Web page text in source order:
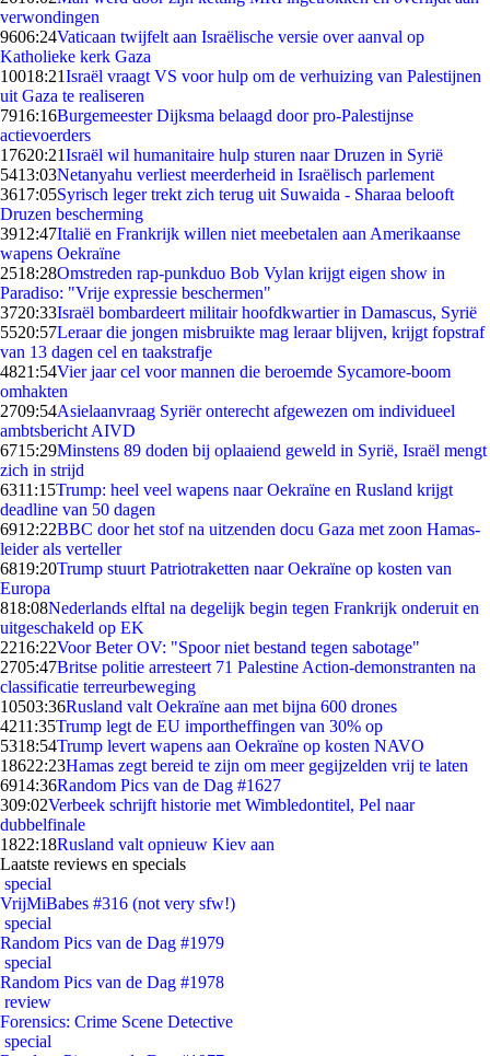
verwondingen
9606:24Vaticaan twijfelt aan Israëlische versie over aanval op
Katholieke kerk Gaza
10018:21Israël vraagt VS voor hulp om de verhuizing van Palestijnen
uit Gaza te realiseren
7916:16Burgemeester Dijksma belaagd door pro-Palestijnse
actievoerders
17620:21Israël wil humanitaire hulp sturen naar Druzen in Syrië
5413:03Netanyahu verliest meerderheid in Israëlisch parlement
3617:05Syrisch leger trekt zich terug uit Suwaida - Sharaa belooft
Druzen bescherming
3912:47Italië en Frankrijk willen niet meebetalen aan Amerikaanse
wapens Oekraïne
2518:28Omstreden rap-punkduo Bob Vylan krijgt eigen show in
Paradiso: "Vrije expressie beschermen"
3720:33Israël bombardeert militair hoofdkwartier in Damascus, Syrië
5520:57Leraar die jongen misbruikte mag leraar blijven, krijgt fopstraf
van 13 dagen cel en taakstrafje
4821:54Vier jaar cel voor mannen die beroemde Sycamore-boom
omhakten
2709:54Asielaanvraag Syriër onterecht afgewezen om individueel
ambtsbericht AIVD
6715:29Minstens 89 doden bij oplaaiend geweld in Syrië, Israël mengt
zich in strijd
6311:15Trump: heel veel wapens naar Oekraïne en Rusland krijgt
deadline van 50 dagen
6912:22BBC door het stof na uitzenden docu Gaza met zoon Hamas-
leider als verteller
6819:20Trump stuurt Patriotraketten naar Oekraïne op kosten van
Europa
818:08Nederlands elftal na degelijk begin tegen Frankrijk onderuit en
uitgeschakeld op EK
2216:22Voor Beter OV: "Spoor niet bestand tegen sabotage"
2705:47Britse politie arresteert 71 Palestine Action-demonstranten na
classificatie terreurbeweging
10503:36Rusland valt Oekraïne aan met bijna 600 drones
4211:35Trump legt de EU importheffingen van 30% op
5318:54Trump levert wapens aan Oekraïne op kosten NAVO
18622:23Hamas zegt bereid te zijn om meer gegijzelden vrij te laten
6914:36Random Pics van de Dag #1627
309:02Verbeek schrijft historie met Wimbledontitel, Pel naar
dubbelfinale
1822:18Rusland valt opnieuw Kiev aan
Laatste reviews en specials
special
VrijMiBabes #316 (not very sfw!)
special
Random Pics van de Dag #1979
special
Random Pics van de Dag #1978
review
Forensics: Crime Scene Detective
special